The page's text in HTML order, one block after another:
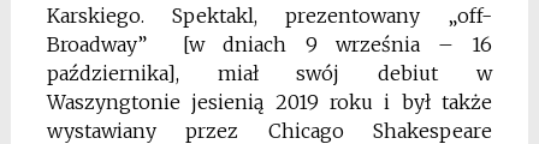
Karskiego. Spektakl, prezentowany „off-
Broadway” [w dniach 9 września – 16
października], miał swój debiut w
Waszyngtonie jesienią 2019 roku i był także
wystawiany przez Chicago Shakespeare